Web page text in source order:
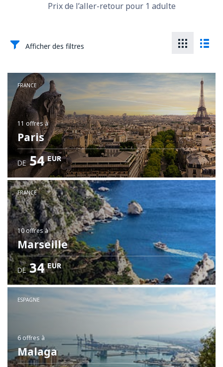
Prix de l’aller-retour pour 1 adulte
Afficher des filtres
FRANCE
11 offresà
Paris
DE 54 EUR
FRANCE
10 offres à
Marseille
DE 34 EUR
ESPAGNE
6 offresà
Malaga